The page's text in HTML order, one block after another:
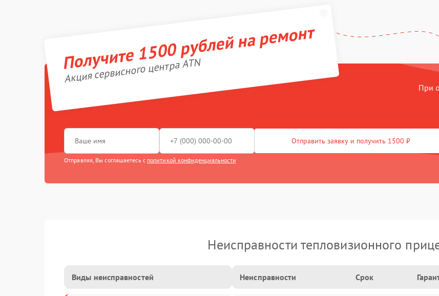
Получите 1500 рублей на ремонт
Акция сервисного центра ATN
При
Отправить заявку и получить 1500 ₽
Отправляя, Вы соглашаетесь с политикой конфиденциальности
Неисправности тепловизионного
Виды неисправностей Неисправности Срок